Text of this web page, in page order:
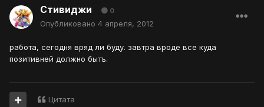
Стивиджи 0
Опубликовано 4 апреля, 2012
работа, сегодня вряд ли буду. завтра вроде все куда
позитивней должно бытъ.
Цитата